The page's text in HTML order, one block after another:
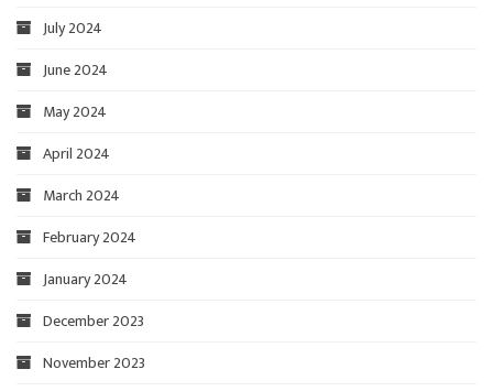
July 2024
June 2024
May 2024
April 2024
March 2024
February 2024
January 2024
December 2023
November 2023